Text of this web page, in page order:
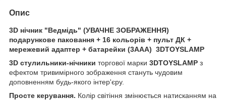
Опис
3D нічник "Ведмідь" (УВАЧНЕ ЗОБРАЖЕННЯ)
подарункове паковання + 16 кольорів + пульт ДК +
мережевий адаптер + батарейки (3ААА) 3DTOYSLAMP
3D стулильники-нічники торгової марки 3DTOYSLAMP з
ефектом тривимірного зображення стануть чудовим
доповненням будь-якого інтер'єру.
Просте керування. Колір світіння змінюється натисканням на